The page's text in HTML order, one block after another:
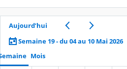
Aujourd’hui
Semaine 19 - du 04 au 10 Mai 2026
Mois